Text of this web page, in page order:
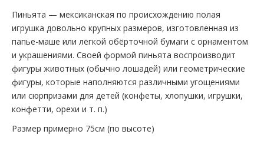
Пиньята — мексиканская по происхождению полая
игрушка довольно крупных размеров, изготовленная из
папье-маше или лёгкой обёрточной бумаги с орнаментом
и украшениями. Своей формой пиньята воспроизводит
фигуры животных (обычно лошадей) или геометрические
фигуры, которые наполняются различными угощениями
или сюрпризами для детей (конфеты, хлопушки, игрушки,
конфетти, орехи и т. п.)
Размер примерно 75см (по высоте)